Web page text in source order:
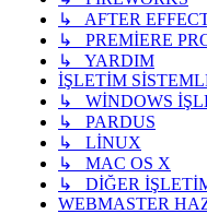
↳ AFTER
↳ PREMİERE
↳ YARDIM
İŞLETİM
↳ WİNDOWS
↳ PARDUS
↳ LİNUX
↳ MAC OS X
↳ DİĞER
WEBMASTER